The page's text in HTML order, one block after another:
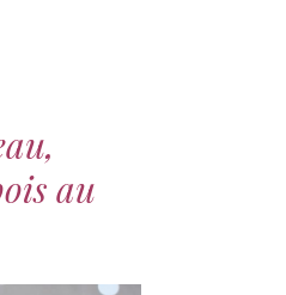
au